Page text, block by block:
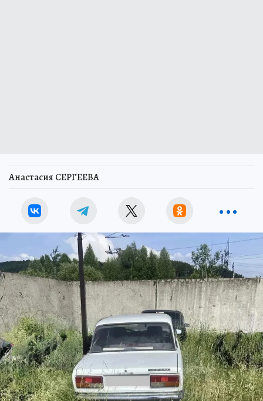
Анастасия СЕРГЕЕВА